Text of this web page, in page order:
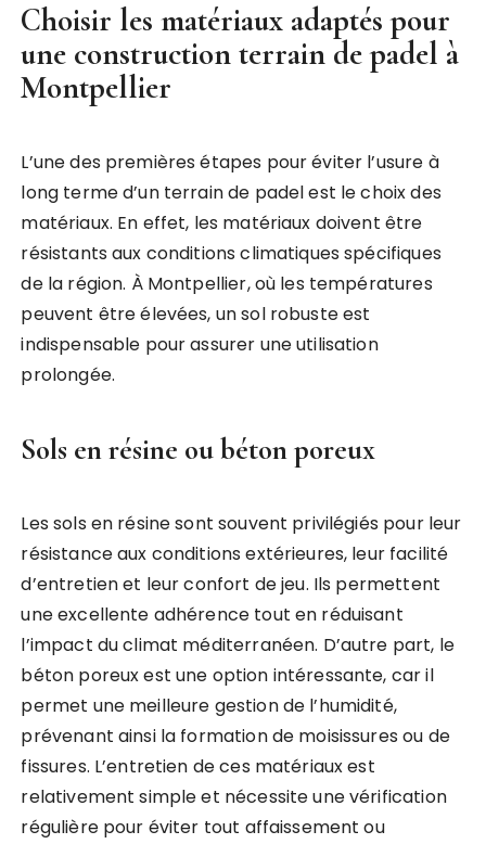
Choisir les matériaux adaptés pour
une construction terrain de padel à
Montpellier
L’une des premières étapes pour éviter l’usure à
long terme d’un terrain de padel est le choix des
matériaux. En effet, les matériaux doivent être
résistants aux conditions climatiques spécifiques
de la région. À Montpellier, où les températures
peuvent être élevées, un sol robuste est
indispensable pour assurer une utilisation
prolongée.
Sols en résine ou béton poreux
Les sols en résine sont souvent privilégiés pour leur
résistance aux conditions extérieures, leur facilité
d’entretien et leur confort de jeu. Ils permettent
une excellente adhérence tout en réduisant
l’impact du climat méditerranéen. D’autre part, le
béton poreux est une option intéressante, car il
permet une meilleure gestion de l’humidité,
prévenant ainsi la formation de moisissures ou de
fissures. L’entretien de ces matériaux est
relativement simple et nécessite une vérification
régulière pour éviter tout affaissement ou